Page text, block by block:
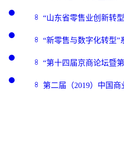
“山东省零售业创新转
“新零售与数字化转型
“第十四届京商论坛暨
第二届（2019）中国